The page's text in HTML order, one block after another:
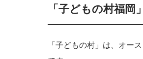
「子どもの村福岡
「子どもの村」は、オー